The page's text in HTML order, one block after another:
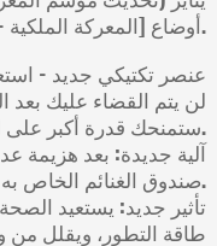
أوضاع [المعركة الملكية - مصنف] و[القمة].
عنصر تكتيكي جديد -
لن يتم القضاء عليك بعد
ستمنحك قدرة أكبر على البقاء.
آلية جديدة: بعد هزيمة
صندوق الغنائم الخاص به.
تأثير جديد: يستعيد
طاقة التطور، ويقلل من